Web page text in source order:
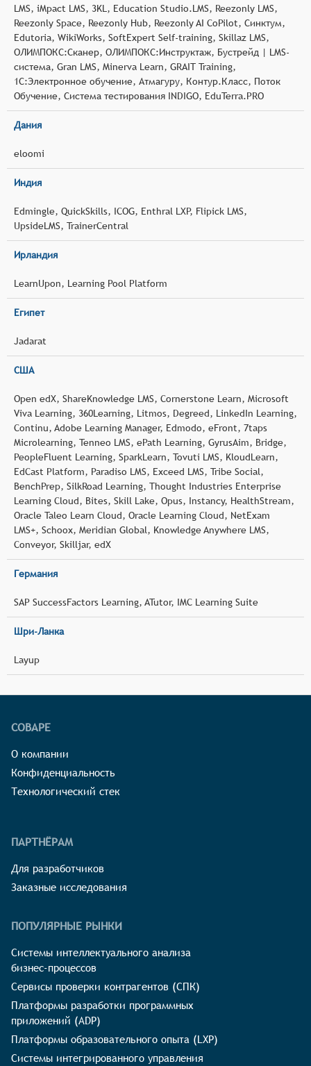
LMS, iMpact LMS, 3KL, Education Studio.LMS, Reezonly LMS,
Reezonly Space, Reezonly Hub, Reezonly AI CoPilot, Синктум,
Edutoria, WikiWorks, SoftExpert Self-training, Skillaz LMS,
ОЛИМПОКС:Сканер, ОЛИМПОКС:Инструктаж, Бустрейд | LMS-
система, Gran LMS, Minerva Learn, GRAIT Training,
1С:Электронное обучение, Атмагуру, Контур.Класс, Поток
Обучение, Система тестирования INDIGO, EduTerra.PRO
Дания
eloomi
Индия
Edmingle, QuickSkills, ICOG, Enthral LXP, Flipick LMS,
UpsideLMS, TrainerCentral
Ирландия
LearnUpon, Learning Pool Platform
Египет
Jadarat
США
Open edX, ShareKnowledge LMS, Cornerstone Learn, Microsoft
Viva Learning, 360Learning, Litmos, Degreed, LinkedIn Learning,
Continu, Adobe Learning Manager, Edmodo, eFront, 7taps
Microlearning, Tenneo LMS, ePath Learning, GyrusAim, Bridge,
PeopleFluent Learning, SparkLearn, Tovuti LMS, KloudLearn,
EdCast Platform, Paradiso LMS, Exceed LMS, Tribe Social,
BenchPrep, SilkRoad Learning, Thought Industries Enterprise
Learning Cloud, Bites, Skill Lake, Opus, Instancy, HealthStream,
Oracle Taleo Learn Cloud, Oracle Learning Cloud, NetExam
LMS+, Schoox, Meridian Global, Knowledge Anywhere LMS,
Conveyor, Skilljar, edX
Германия
SAP SuccessFactors Learning, ATutor, IMC Learning Suite
Шри-Ланка
Layup
СОВАРЕ
О компании
Конфиденциальность
Технологический стек
ПАРТНЁРАМ
Для разработчиков
Заказные исследования
ПОПУЛЯРНЫЕ РЫНКИ
Системы интеллектуального анализа
бизнес-процессов
Сервисы проверки контрагентов (СПК)
Платформы разработки программных
приложений (ADP)
Платформы образовательного опыта (LXP)
Системы интегрированного управления